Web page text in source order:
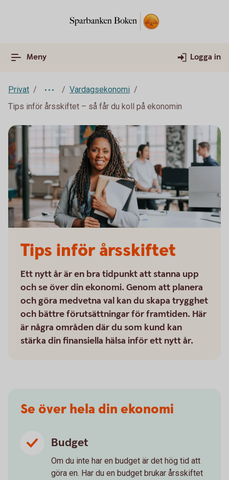
Meny Logga in
Privat
Vardagsekonomi
Tips inför årsskiftet – så får du koll på ekonomin
Tips inför årsskiftet
Ett nytt år är en bra tidpunkt att stanna upp
och se över din ekonomi. Genom att planera
och göra medvetna val kan du skapa trygghet
och bättre förutsättningar för framtiden. Här
är några områden där du som kund kan
stärka din finansiella hälsa inför ett nytt år.
Se över hela din ekonomi
Budget
Om du inte har en budget är det hög tid att
göra en. Har du en budget brukar årsskiftet